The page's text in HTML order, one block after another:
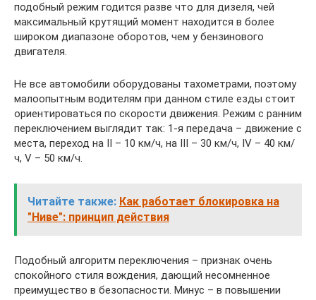
подобный режим годится разве что для дизеля, чей
максимальный крутящий момент находится в более
широком диапазоне оборотов, чем у бензинового
двигателя.
Не все автомобили оборудованы тахометрами, поэтому
малоопытным водителям при данном стиле езды стоит
ориентироваться по скорости движения. Режим с ранним
переключением выглядит так: 1-я передача – движение с
места, переход на II – 10 км/ч, на III – 30 км/ч, IV – 40 км/
ч, V – 50 км/ч.
Читайте также: Как работает блокировка на
"Ниве": принцип действия
Подобный алгоритм переключения – признак очень
спокойного стиля вождения, дающий несомненное
преимущество в безопасности. Минус – в повышении